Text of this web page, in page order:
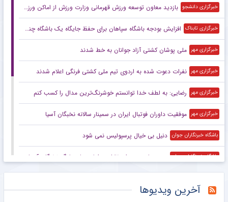
خبرگزاری دانشجو بازدید معاون توسعه ورزش قهرمانی وزارت ورزش از اماکن ورزشی و زیرساختی استان گیلان
خبرگزاری تابناک افزایش بودجه باشگاه سپاهان برای حفظ جایگاه یک باشگاه چندرشته‌ای با ۶۸ تیم حرفه‌ای
خبرگزاری مهر ملی پوشان کشتی آزاد جوانان به خط شدند
خبرگزاری مهر نفرات دعوت شده به اردوی تیم ملی کشتی فرنگی اعلام شدند
خبرگزاری مهر رضایی: به لطف خدا توانستم خوشرنگ‌ترین مدال را کسب کنم
خبرگزاری مهر موفقیت داوران فوتبال ایران در سمینار سالانه نخبگان آسیا
باشگاه خبرنگاران جوان دنیل بی خیال پرسپولیس نمی شود
باشگاه خبرنگاران جوان دست‌های بسته استقلال در اولین بازی لیگ نخبگان آسیا
حضور اسدی در نشست هیأت اجرایی کنفدراسیون آسیا
آخرین ویدیوها